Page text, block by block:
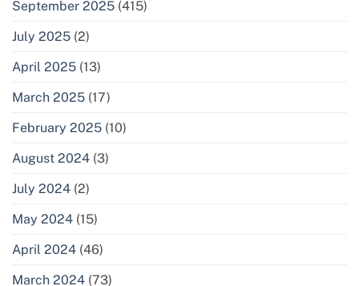
September 2025 (415)
July 2025 (2)
April 2025 (13)
March 2025 (17)
February 2025 (10)
August 2024 (3)
July 2024 (2)
May 2024 (15)
April 2024 (46)
March 2024 (73)